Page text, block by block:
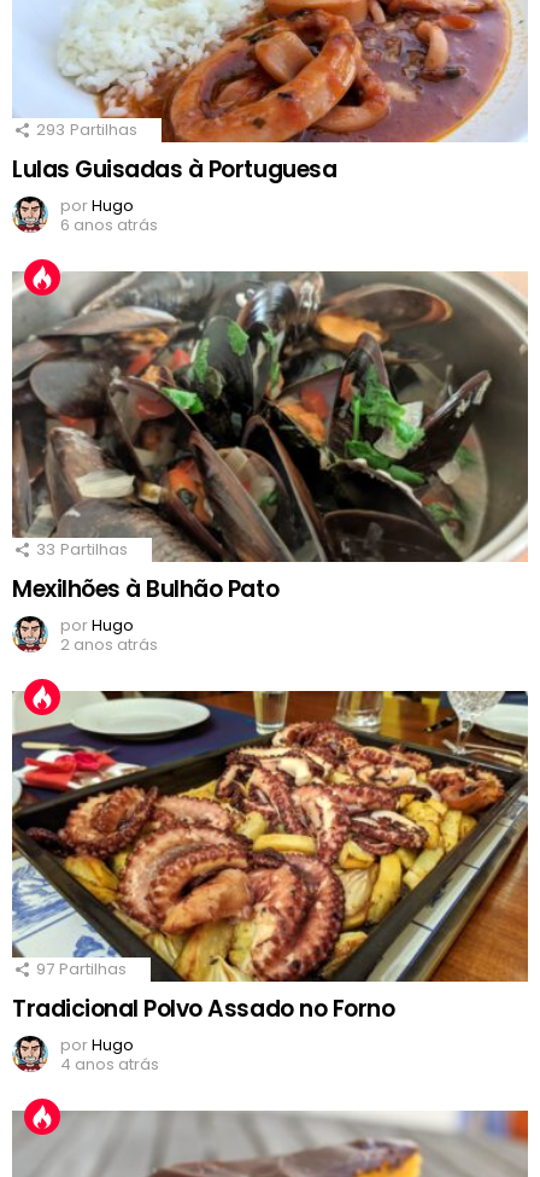
293 Partilhas
Lulas Guisadas à Portuguesa
porHugo
6 anos atrás
33 Partilhas
Mexilhões à Bulhão Pato
porHugo
2 anos atrás
97 Partilhas
Tradicional Polvo Assado no Forno
porHugo
4 anos atrás